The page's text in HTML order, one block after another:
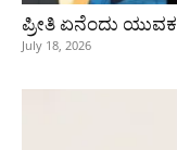
ಪ್ರೀತಿ ಏನೆಂದು
July 18, 2026